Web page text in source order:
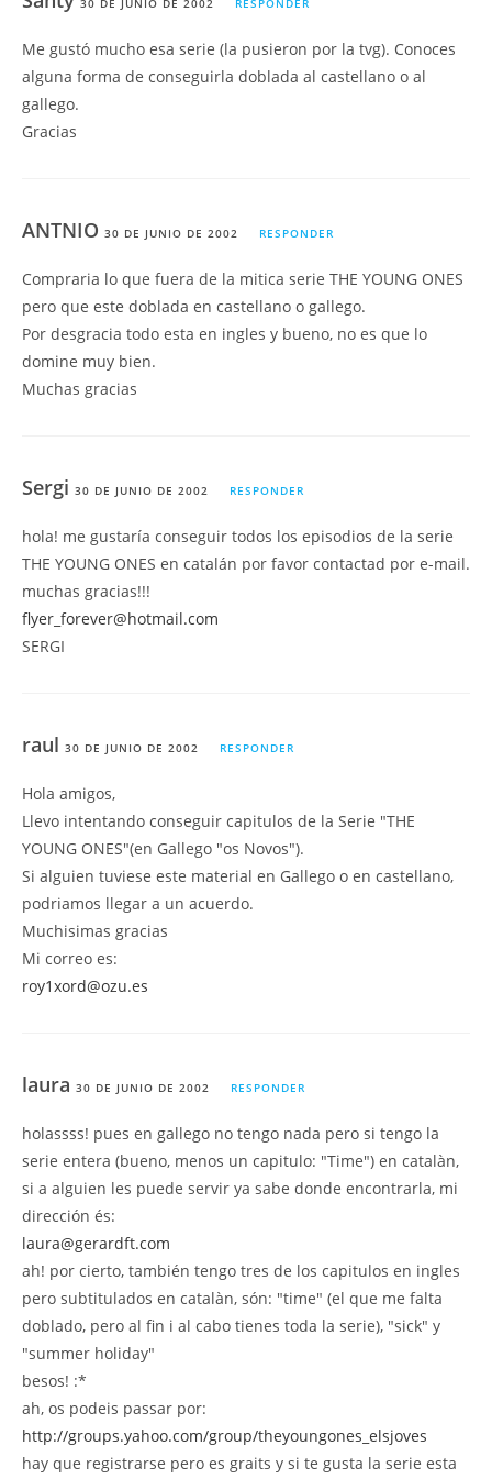
30 DE JUNIO DE 2002 RESPONDER
Me gustó mucho esa serie (la pusieron por la tvg). Conoces
alguna forma de conseguirla doblada al castellano o al
gallego.
Gracias
ANTNIO 30 DE JUNIO DE 2002 RESPONDER
Compraria lo que fuera de la mitica serie THE YOUNG ONES
pero que este doblada en castellano o gallego.
Por desgracia todo esta en ingles y bueno, no es que lo
domine muy bien.
Muchas gracias
Sergi 30 DE JUNIO DE 2002 RESPONDER
hola! me gustaría conseguir todos los episodios de la serie
THE YOUNG ONES en catalán por favor contactad por e-mail.
muchas gracias!!!
flyer_forever@hotmail.com
SERGI
raul 30 DE JUNIO DE 2002 RESPONDER
Hola amigos,
Llevo intentando conseguir capitulos de la Serie "THE
YOUNG ONES"(en Gallego "os Novos").
Si alguien tuviese este material en Gallego o en castellano,
podriamos llegar a un acuerdo.
Muchisimas gracias
Mi correo es:
roy1xord@ozu.es
laura 30 DE JUNIO DE 2002 RESPONDER
holassss! pues en gallego no tengo nada pero si tengo la
serie entera (bueno, menos un capitulo: "Time") en catalàn,
si a alguien les puede servir ya sabe donde encontrarla, mi
dirección és:
laura@gerardft.com
ah! por cierto, también tengo tres de los capitulos en ingles
pero subtitulados en catalàn, són: "time" (el que me falta
doblado, pero al fin i al cabo tienes toda la serie), "sick" y
"summer holiday"
besos! :*
ah, os podeis passar por:
http://groups.yahoo.com/group/theyoungones_elsjoves
hay que registrarse pero es graits y si te gusta la serie esta